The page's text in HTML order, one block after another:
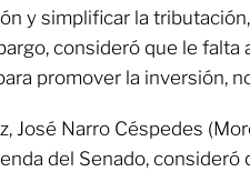
y simplificar la
consideró que le falta
promover la inversión,
José Narro Céspedes
del Senado,